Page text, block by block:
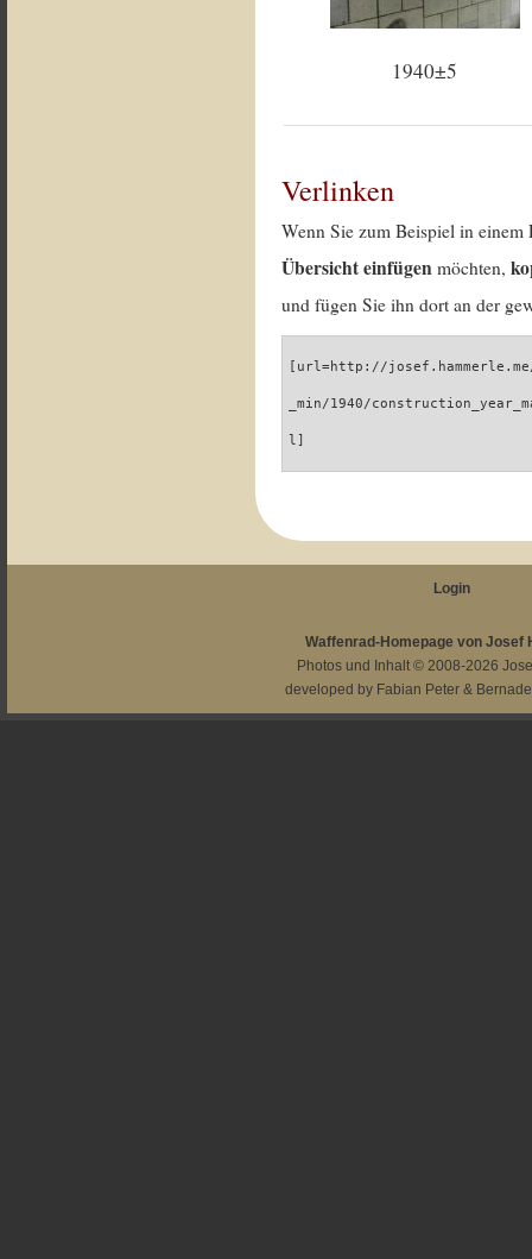
1940±5
Verlinken
Wenn Sie zum Beispiel in
Übersicht einfügen möchten,
und fügen Sie ihn dort an der
[url=http://
_min/1940/
l]
Login
Waffenrad-Homepage von Josef
Photos und Inhalt © 2008-2026
developed by Fabian Peter &